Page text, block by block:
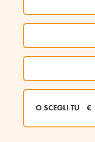
O SCEGLI TU €